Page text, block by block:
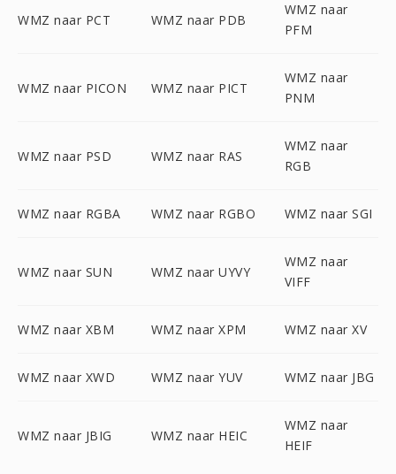
WMZ naar PCT WMZ naar PDB
WMZ naar
PFM
WMZ naar PICON WMZ naar PICT
WMZ naar
PNM
WMZ naar PSD WMZ naar RAS
WMZ naar
RGB
WMZ naar RGBA WMZ naar RGBO WMZ naar SGI
WMZ naar SUN WMZ naar UYVY
WMZ naar
VIFF
WMZ naar XBM WMZ naar XPM WMZ naar XV
WMZ naar XWD WMZ naar YUV WMZ naar JBG
WMZ naar JBIG WMZ naar HEIC
WMZ naar
HEIF